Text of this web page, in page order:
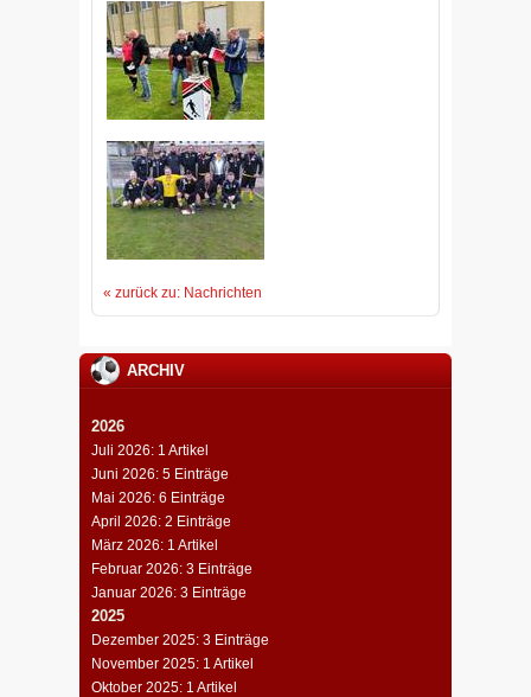
« zurück zu: Nachrichten
ARCHIV
2026
Juli 2026: 1 Artikel
Juni 2026: 5 Einträge
Mai 2026: 6 Einträge
April 2026: 2 Einträge
März 2026: 1 Artikel
Februar 2026: 3 Einträge
Januar 2026: 3 Einträge
2025
Dezember 2025: 3 Einträge
November 2025: 1 Artikel
Oktober 2025: 1 Artikel